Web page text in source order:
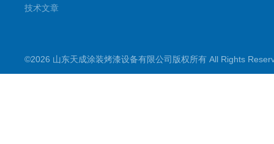
技术文章
©2026 山东天成涂装烤漆设备有限公司版权所有 All Rights